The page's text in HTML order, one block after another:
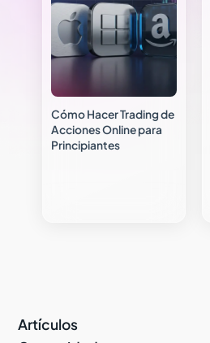
Cómo Hacer Trading de
Acciones Online para
Principiantes
Artículos